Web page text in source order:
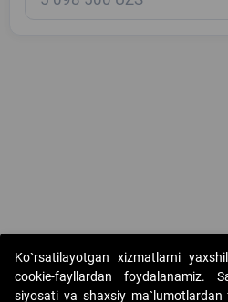
Copyright © 2017-2026. "Elektron
AJ. Barcha huquqlar himoyalangan
Ko`rsatilayotgan xizmatlarni
cookie-fayllardan foydalanamiz.
siyosati va shaxsiy